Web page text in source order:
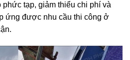
phức tạp, giảm thiểu chi phí và
ứng được nhu cầu thi công ở